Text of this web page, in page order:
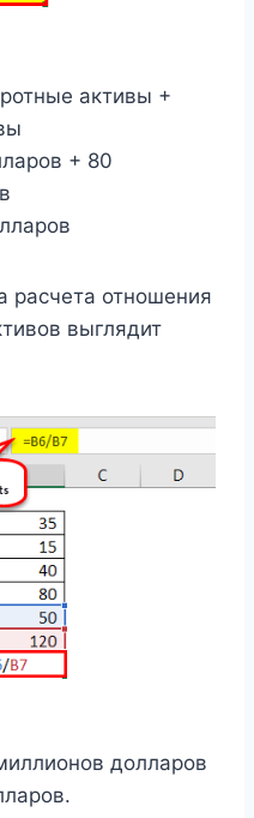
активы +
+ 80
расчета отношения
выглядит
долларов